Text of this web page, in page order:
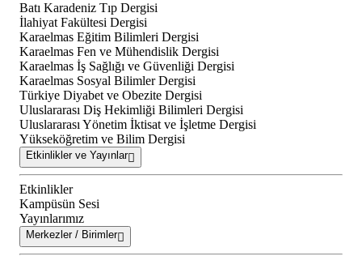
Batı Karadeniz Tıp Dergisi
İlahiyat Fakültesi Dergisi
Karaelmas Eğitim Bilimleri Dergisi
Karaelmas Fen ve Mühendislik Dergisi
Karaelmas İş Sağlığı ve Güvenliği Dergisi
Karaelmas Sosyal Bilimler Dergisi
Türkiye Diyabet ve Obezite Dergisi
Uluslararası Diş Hekimliği Bilimleri Dergisi
Uluslararası Yönetim İktisat ve İşletme Dergisi
Yükseköğretim ve Bilim Dergisi
Etkinlikler ve Yayınlar
Etkinlikler
Kampüsün Sesi
Yayınlarımız
Merkezler / Birimler